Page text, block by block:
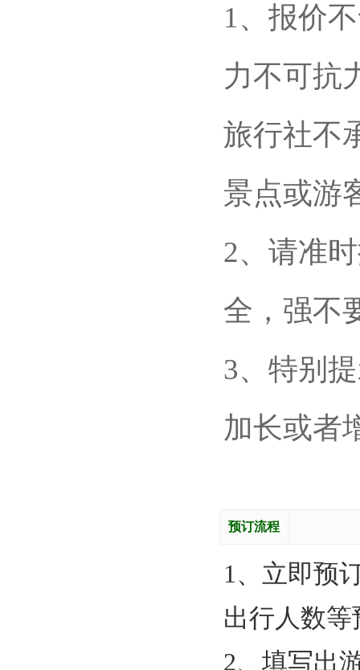
1、报价
力不可抗
旅行社不
景点或游
2、请准
全，强不
3、特别
加长或者
预订流程
1、立即预
出行人数等
2、填写出